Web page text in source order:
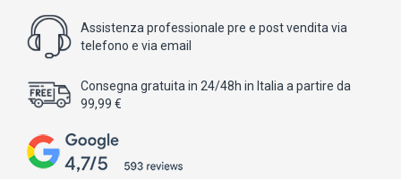
Assistenza professionale pre e post vendita via
telefono e via email
Consegna gratuita in 24/48h in Italia a partire da
99,99 €